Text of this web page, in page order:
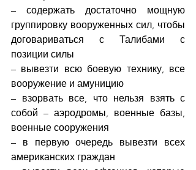
– содержать достаточно мощную
группировку вооруженных сил, чтобы
договариваться с Талибами с
позиции силы
– вывезти всю боевую технику, все
вооружение и амуницию
– взорвать все, что нельзя взять с
собой – аэродромы, военные базы,
военные сооружения
– в первую очередь вывезти всех
американских граждан